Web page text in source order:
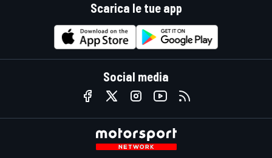
Scarica le tue app
Social media